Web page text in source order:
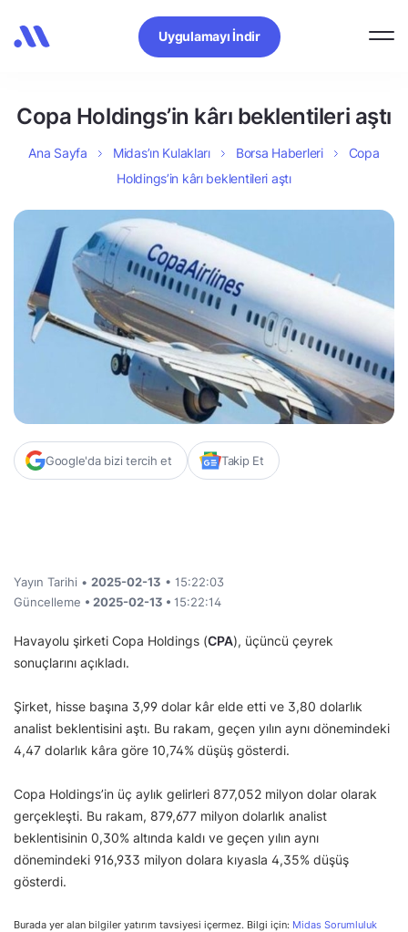
Uygulamayı İndir
Copa Holdings’in kârı beklentileri aştı
Ana Sayfa Midas’ın Kulakları Borsa Haberleri
Copa
Holdings’in kârı beklentileri aştı
Google'da bizi tercih et Takip Et
Yayın Tarihi • 2025-02-13 • 15:22:03
Güncelleme • 2025-02-13 • 15:22:14
Havayolu şirketi Copa Holdings (CPA), üçüncü çeyrek
sonuçlarını açıkladı.
Şirket, hisse başına 3,99 dolar kâr elde etti ve 3,80 dolarlık
analist beklentisini aştı. Bu rakam, geçen yılın aynı dönemindeki
4,47 dolarlık kâra göre 10,74% düşüş gösterdi.
Copa Holdings’in üç aylık gelirleri 877,052 milyon dolar olarak
gerçekleşti. Bu rakam, 879,677 milyon dolarlık analist
beklentisinin 0,30% altında kaldı ve geçen yılın aynı
dönemindeki 916,933 milyon dolara kıyasla 4,35% düşüş
gösterdi.
Burada yer alan bilgiler yatırım tavsiyesi içermez. Bilgi için: Midas Sorumluluk